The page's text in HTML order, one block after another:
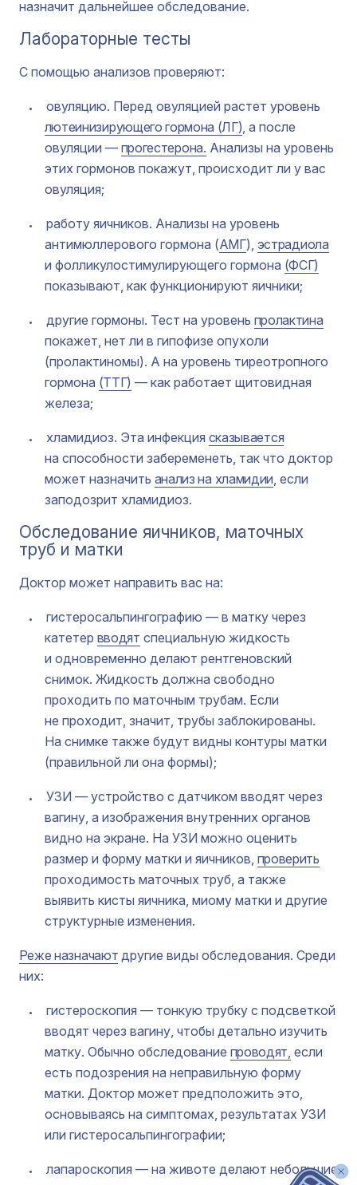
назначит дальнейшее обследование.
Лабораторные тесты
С помощью анализов проверяют:
овуляцию. Перед овуляцией растет уровень
лютеинизирующего гормона (ЛГ) , а после
овуляции — прогестерона. Анализы на уровень
этих гормонов покажут, происходит ли у вас
овуляция;
работу яичников. Анализы на уровень
антимюллерового гормона (АМГ), эстрадиола
и фолликулостимулирующего гормона (ФСГ)
показывают, как функционируют яичники;
другие гормоны. Тест на уровень пролактина
покажет, нет ли в гипофизе опухоли
(пролактиномы). А на уровень тиреотропного
гормона (ТТГ) — как работает щитовидная
железа;
хламидиоз. Эта инфекция сказывается
на способности забеременеть, так что доктор
может назначить анализ на хламидии , если
заподозрит хламидиоз.
Обследование яичников, маточных
труб и матки
Доктор может направить вас на:
гистеросальпингографию — в матку через
катетер вводят специальную жидкость
и одновременно делают рентгеновский
снимок. Жидкость должна свободно
проходить по маточным трубам. Если
не проходит, значит, трубы заблокированы.
На снимке также будут видны контуры матки
(правильной ли она формы);
УЗИ — устройство с датчиком вводят через
вагину, а изображения внутренних органов
видно на экране. На УЗИ можно оценить
размер и форму матки и яичников, проверить
проходимость маточных труб, а также
выявить кисты яичника, миому матки и другие
структурные изменения.
Реже назначают другие виды обследования. Среди
них:
гистероскопия — тонкую трубку с подсветкой
вводят через вагину, чтобы детально изучить
матку. Обычно обследование проводят, если
есть подозрения на неправильную форму
матки. Доктор может предположить это,
основываясь на симптомах, результатах УЗИ
или гистеросальпингографии;
лапароскопия — на животе делают небольшие